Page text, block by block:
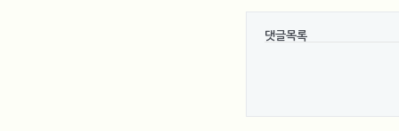
댓글목록